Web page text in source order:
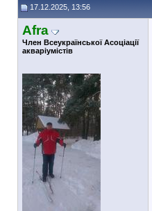
17.12.2025, 13:56
Afra
Член Всеукраїнської Асоціації
акваріумістів